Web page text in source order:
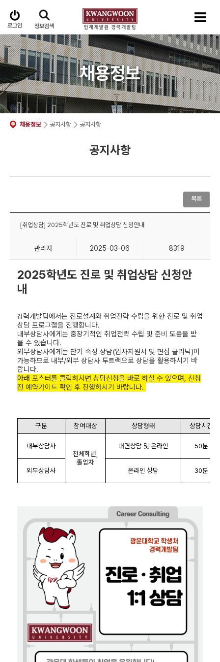
로그인 정보검색
채용정보
채용정보 공지사항 공지사항
공지사항
목록
[취업상담] 2025학년도 진로 및 취업상담 신청안내
관리자 2025-03-06 8319
2025학년도 진로 및 취업상담 신청안
내
경력개발팀에서는 진로설계와 취업전략 수립을 위한 진로 및 취업
상담 프로그램을 진행합니다.
내부상담사에게는 중장기적인 취업전략 수립 및 준비 도움을 받
을 수 있습니다.
외부상담사에게는 단기 속성 상담(입사지원서 및 면접 클리닉)이
가능하므로 내부/외부 상담사 투트랙으로 상담을 활용하시기 바
랍니다.
아래 포스터를 클릭하시면 상담신청을 바로 하실 수 있으며, 신청
전 예약가이드 확인 후 진행하시기 바랍니다.
구분 참여대상 상담형태 상담시간
내부상담사
전체학년
졸업자
대면상담 및 온라인 50분
외부상담사 온라인 상담 30분